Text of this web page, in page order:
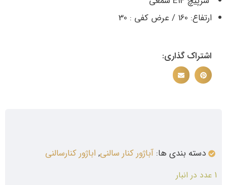
ارتفاع: 160 / عرض کفی : 30
اشتراک گذاری:
دسته بندی ها:آباژور کنار سالنی, اباژور کنارسالنی
1 عدد در انبار